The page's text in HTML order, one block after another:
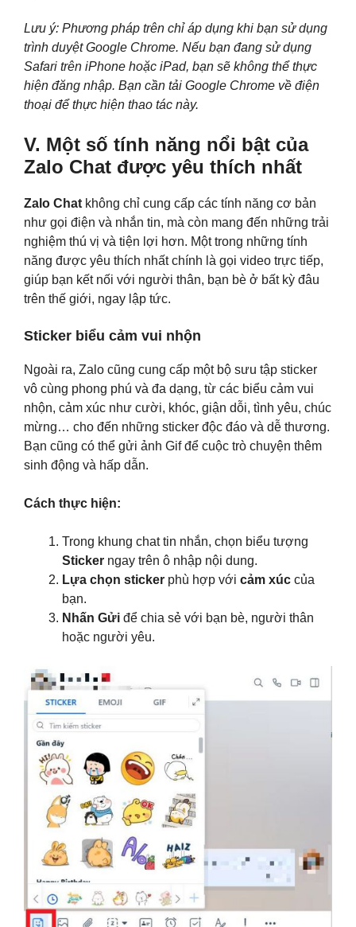
Lưu ý: Phương pháp trên chỉ áp dụng khi bạn sử dụng
trình duyệt Google Chrome. Nếu bạn đang sử dụng
Safari trên iPhone hoặc iPad, bạn sẽ không thể thực
hiện đăng nhập. Bạn cần tải Google Chrome về điện
thoại để thực hiện thao tác này.
V. Một số tính năng nổi bật của
Zalo Chat được yêu thích nhất
Zalo Chat không chỉ cung cấp các tính năng cơ bản
như gọi điện và nhắn tin, mà còn mang đến những trải
nghiệm thú vị và tiện lợi hơn. Một trong những tính
năng được yêu thích nhất chính là gọi video trực tiếp,
giúp bạn kết nối với người thân, bạn bè ở bất kỳ đâu
trên thế giới, ngay lập tức.
Sticker biểu cảm vui nhộn
Ngoài ra, Zalo cũng cung cấp một bộ sưu tập sticker
vô cùng phong phú và đa dạng, từ các biểu cảm vui
nhộn, cảm xúc như cười, khóc, giận dỗi, tình yêu, chúc
mừng… cho đến những sticker độc đáo và dễ thương.
Bạn cũng có thể gửi ảnh Gif để cuộc trò chuyện thêm
sinh động và hấp dẫn.
Cách thực hiện:
Trong khung chat tin nhắn, chọn biểu tượng
Sticker ngay trên ô nhập nội dung.
Lựa chọn sticker phù hợp với cảm xúc của
bạn.
Nhấn Gửi để chia sẻ với bạn bè, người thân
hoặc người yêu.